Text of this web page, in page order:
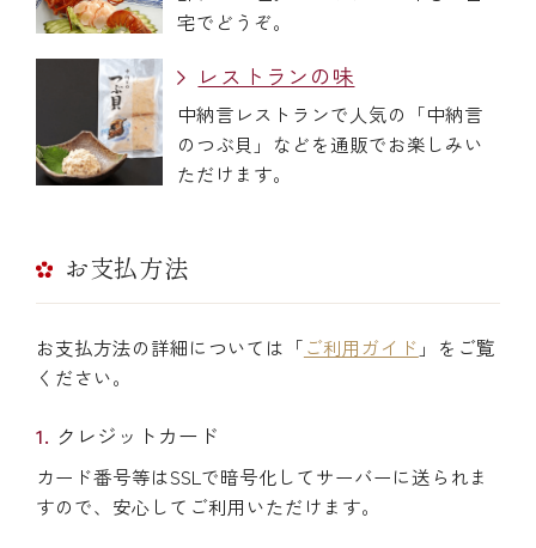
宅でどうぞ。
レストランの味
中納言レストランで人気の「中納言
のつぶ貝」などを通販でお楽しみい
ただけます。
お支払方法
お支払方法の詳細については「ご利用ガイド 」をご覧
ください。
クレジットカード
カード番号等はSSLで暗号化してサーバーに送られま
すので、安心してご利用いただけます。